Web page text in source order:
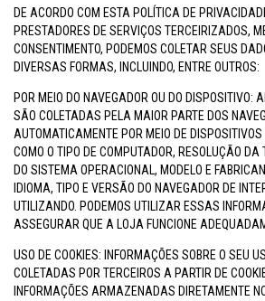
DE ACORDO COM ESTA POLÍTICA DE
PRESTADORES DE SERVIÇOS TERCEIRIZADOS,
CONSENTIMENTO, PODEMOS COLETAR SEUS
DIVERSAS FORMAS, INCLUINDO, ENTRE OUTROS:
POR MEIO DO NAVEGADOR OU DO DISPOSITIVO:
SÃO COLETADAS PELA MAIOR PARTE DOS
AUTOMATICAMENTE POR MEIO DE
COMO O TIPO DE COMPUTADOR, RESOLUÇÃO DA
DO SISTEMA OPERACIONAL, MODELO E
IDIOMA, TIPO E VERSÃO DO NAVEGADOR DE
UTILIZANDO. PODEMOS UTILIZAR ESSAS
ASSEGURAR QUE A LOJA FUNCIONE
USO DE COOKIES: INFORMAÇÕES SOBRE O SEU
COLETADAS POR TERCEIROS A PARTIR DE
INFORMAÇÕES ARMAZENADAS DIRETAMENTE